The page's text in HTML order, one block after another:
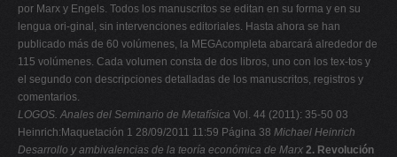
por Marx y Engels. Todos los manuscritos se editan en su forma y en su
lengua ori-ginal, sin intervenciones editoriales. Hasta ahora se han
publicado más de 60 volúmenes, la MEGAcompleta abarcará alrededor de
115 volúmenes. Cada volumen consta de dos libros, uno con los tex-tos y
el segundo con descripciones detalladas de los manuscritos, registros y
comentarios.
LOGOS. Anales del Seminario de Metafísica Vol. 44 (2011): 35-50 03
Heinrich:Maquetación 1 28/09/2011 11:59 Página 38 Michael Heinrich
Desarrollo y ambivalencias de la teoría económica de Marx 2. Revolución